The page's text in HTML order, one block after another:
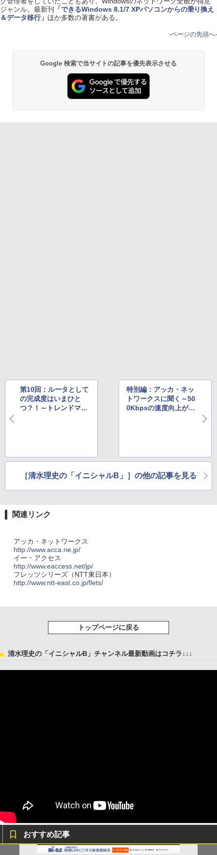
ジャンル。最新刊
「できるWindows 8.1/7 XPパソコンからの乗り換え
＆データ移行」 ほか多数の著書がある。
-ページの先頭へ-
Google 検索で当サイトの記事を優先表示させる
第10回：ルータとして
の完成度はいまひと
つ？！～トレンドマイ
特別編：アッカ・ネッ
トワークスに聞く～50
0Kbpsの速度向上が見
［清水理史の「イニシャルB」］の他の記事を見る
関連リンク
アッカ・ネットワークス
http://www.acca.ne.jp/
イー・アクセス
http://www.eaccess.net/jp/
フレッツシリーズ（NTT東日本）
http://www.ntt-east.co.jp/flets/
トップページに戻る
清水理史の「イニシャルB」チャンネル最新動画はコチラ↓↓↓
おすすめ記事